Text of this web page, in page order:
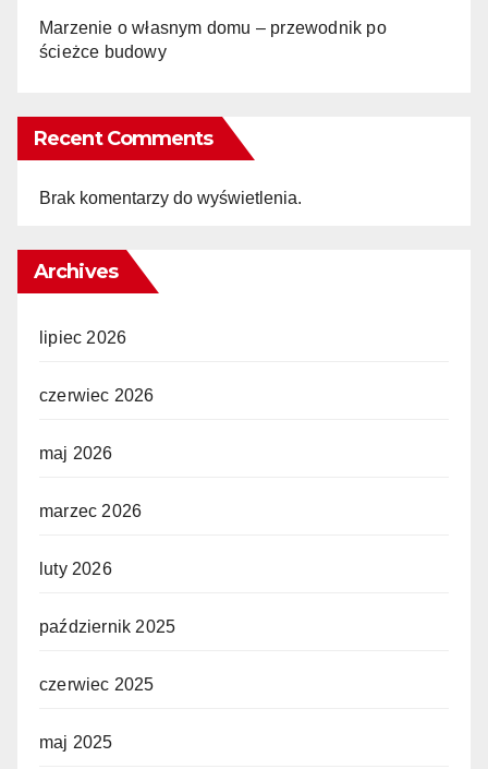
Marzenie o własnym domu – przewodnik po
ścieżce budowy
Recent Comments
Brak komentarzy do wyświetlenia.
Archives
lipiec 2026
czerwiec 2026
maj 2026
marzec 2026
luty 2026
październik 2025
czerwiec 2025
maj 2025